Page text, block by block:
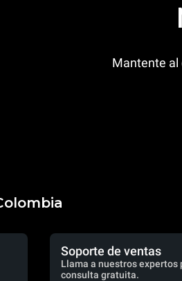
Mantente al
Soporte de ventas
Llama a nuestros expertos
consulta gratuita.